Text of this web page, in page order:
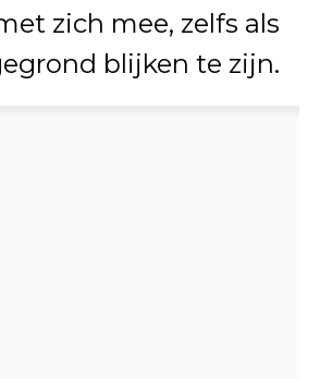
zich mee, zelfs als
blijken te zijn.